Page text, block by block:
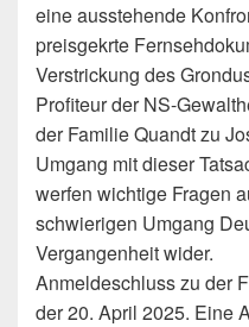
eine ausstehende
preisgekrte
Verstrickung des
Profiteur der NS-
der Familie Quandt zu
Umgang mit dieser
werfen wichtige Fragen
schwierigen Umgang
Vergangenheit wider.
Anmeldeschluss zu der
der 20. April 2025. Eine